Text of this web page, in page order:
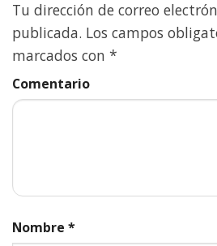
Tu dirección de correo
publicada. Los campos
marcados con *
Comentario
Nombre *